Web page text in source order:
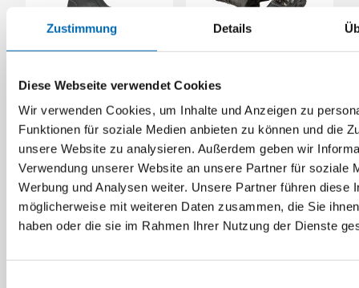
Zustimmung Details
Diese Webseite verwendet Cookies
Wir verwenden Cookies, um Inhalte und Anzeigen zu
Funktionen für soziale Medien anbieten zu können und die
unsere Website zu analysieren. Außerdem geben wir
Verwendung unserer Website an unsere Partner für soziale
Werbung und Analysen weiter. Unsere Partner führen diese
möglicherweise mit weiteren Daten zusammen, die Sie
haben oder die sie im Rahmen Ihrer Nutzung der Dienste
U-Power
S3 CI SRC
9 Ausführungen
BAAK
MagnusProfi 8542 S3
6 Ausführungen